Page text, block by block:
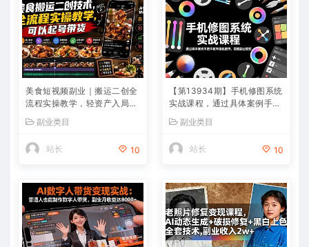
美食短视频副业｜搬运二创全
流程实操教学，轻资产入局赛
道，掌握账号起号与带货实操
方法
副业类目
站长 10
【第13934期】手机修图系统
实战课程，通过具体案例手把
手教学调色技巧，实现副业变
现
副业类目
站长 10